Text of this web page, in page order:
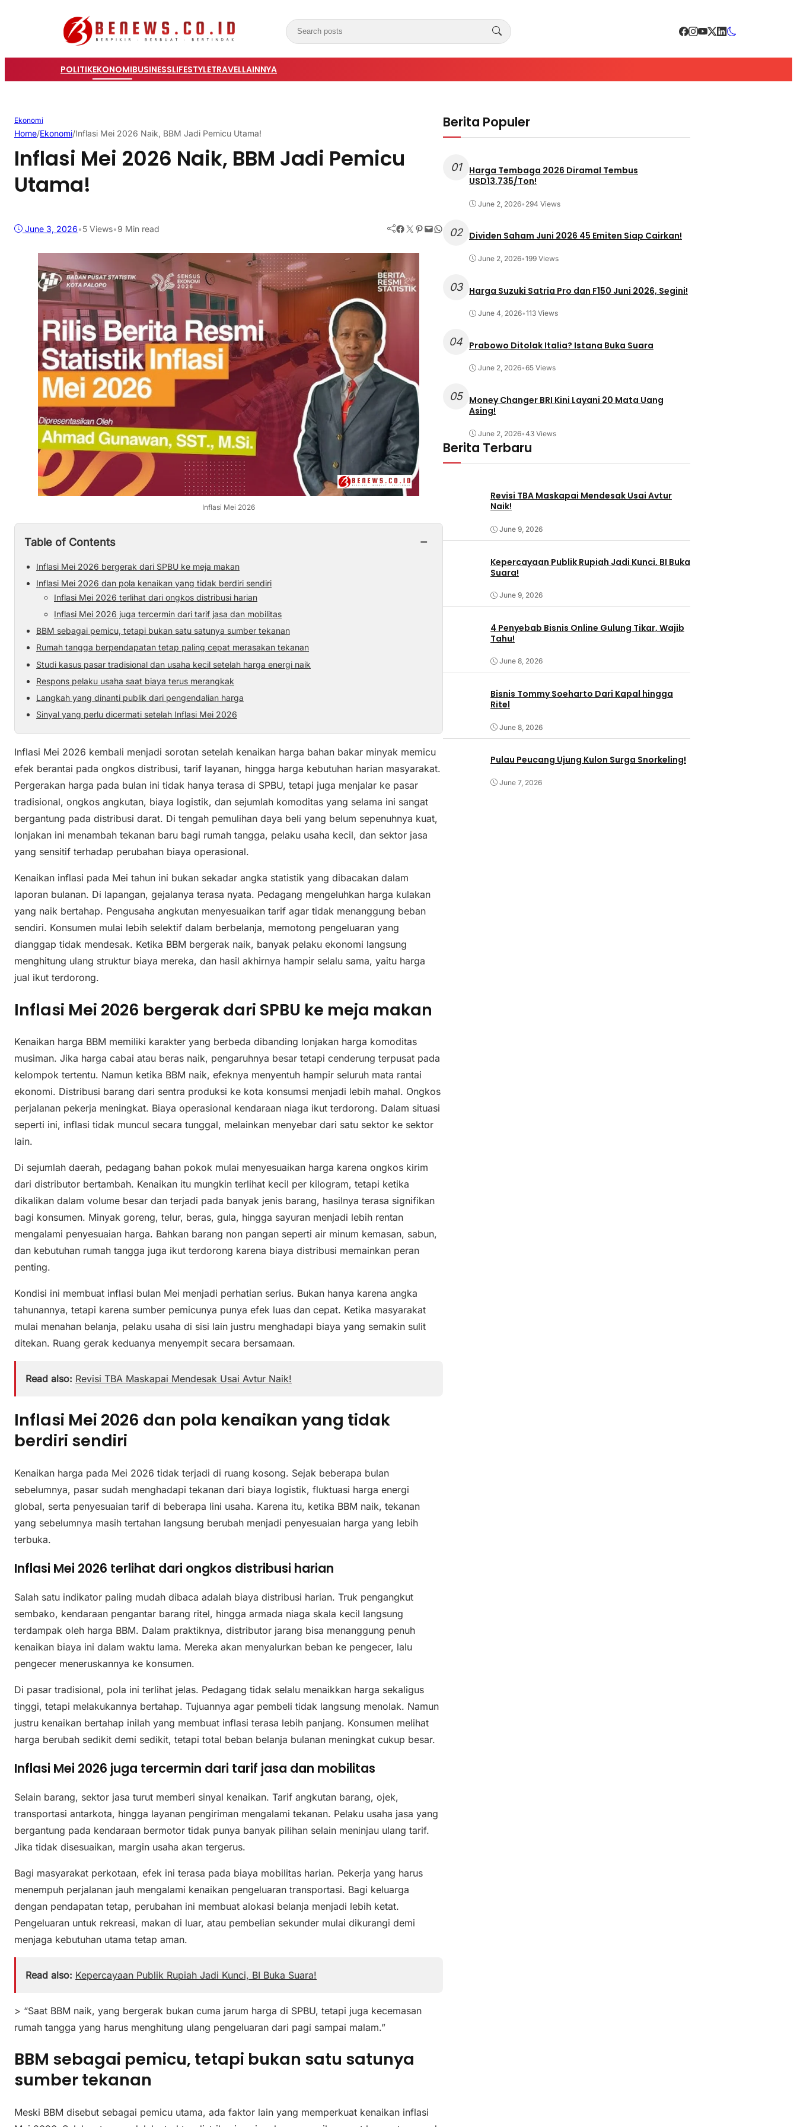
POLITIKEKONOMIBUSINESSLIFESTYLETRAVELLAINNYA
Ekonomi
Home/Ekonomi/Inflasi Mei 2026 Naik, BBM Jadi Pemicu Utama!
Inflasi Mei 2026 Naik, BBM Jadi Pemicu
Utama!
June 3, 2026•5 Views•9 Min read Facebook Twitter Pinterest Mail WhatsApp
Inflasi Mei 2026
Table of Contents −
Inflasi Mei 2026 bergerak dari SPBU ke meja makan
Inflasi Mei 2026 dan pola kenaikan yang tidak berdiri sendiri
Inflasi Mei 2026 terlihat dari ongkos distribusi harian
Inflasi Mei 2026 juga tercermin dari tarif jasa dan mobilitas
BBM sebagai pemicu, tetapi bukan satu satunya sumber tekanan
Rumah tangga berpendapatan tetap paling cepat merasakan tekanan
Studi kasus pasar tradisional dan usaha kecil setelah harga energi naik
Respons pelaku usaha saat biaya terus merangkak
Langkah yang dinanti publik dari pengendalian harga
Sinyal yang perlu dicermati setelah Inflasi Mei 2026
Inflasi Mei 2026 kembali menjadi sorotan setelah kenaikan harga bahan bakar minyak memicu
efek berantai pada ongkos distribusi, tarif layanan, hingga harga kebutuhan harian masyarakat.
Pergerakan harga pada bulan ini tidak hanya terasa di SPBU, tetapi juga menjalar ke pasar
tradisional, ongkos angkutan, biaya logistik, dan sejumlah komoditas yang selama ini sangat
bergantung pada distribusi darat. Di tengah pemulihan daya beli yang belum sepenuhnya kuat,
lonjakan ini menambah tekanan baru bagi rumah tangga, pelaku usaha kecil, dan sektor jasa
yang sensitif terhadap perubahan biaya operasional.
Kenaikan inflasi pada Mei tahun ini bukan sekadar angka statistik yang dibacakan dalam
laporan bulanan. Di lapangan, gejalanya terasa nyata. Pedagang mengeluhkan harga kulakan
yang naik bertahap. Pengusaha angkutan menyesuaikan tarif agar tidak menanggung beban
sendiri. Konsumen mulai lebih selektif dalam berbelanja, memotong pengeluaran yang
dianggap tidak mendesak. Ketika BBM bergerak naik, banyak pelaku ekonomi langsung
menghitung ulang struktur biaya mereka, dan hasil akhirnya hampir selalu sama, yaitu harga
jual ikut terdorong.
Inflasi Mei 2026 bergerak dari SPBU ke meja makan
Kenaikan harga BBM memiliki karakter yang berbeda dibanding lonjakan harga komoditas
musiman. Jika harga cabai atau beras naik, pengaruhnya besar tetapi cenderung terpusat pada
kelompok tertentu. Namun ketika BBM naik, efeknya menyentuh hampir seluruh mata rantai
ekonomi. Distribusi barang dari sentra produksi ke kota konsumsi menjadi lebih mahal. Ongkos
perjalanan pekerja meningkat. Biaya operasional kendaraan niaga ikut terdorong. Dalam situasi
seperti ini, inflasi tidak muncul secara tunggal, melainkan menyebar dari satu sektor ke sektor
lain.
Di sejumlah daerah, pedagang bahan pokok mulai menyesuaikan harga karena ongkos kirim
dari distributor bertambah. Kenaikan itu mungkin terlihat kecil per kilogram, tetapi ketika
dikalikan dalam volume besar dan terjadi pada banyak jenis barang, hasilnya terasa signifikan
bagi konsumen. Minyak goreng, telur, beras, gula, hingga sayuran menjadi lebih rentan
mengalami penyesuaian harga. Bahkan barang non pangan seperti air minum kemasan, sabun,
dan kebutuhan rumah tangga juga ikut terdorong karena biaya distribusi memainkan peran
penting.
Kondisi ini membuat inflasi bulan Mei menjadi perhatian serius. Bukan hanya karena angka
tahunannya, tetapi karena sumber pemicunya punya efek luas dan cepat. Ketika masyarakat
mulai menahan belanja, pelaku usaha di sisi lain justru menghadapi biaya yang semakin sulit
ditekan. Ruang gerak keduanya menyempit secara bersamaan.
Read also: Revisi TBA Maskapai Mendesak Usai Avtur Naik!
Inflasi Mei 2026 dan pola kenaikan yang tidak
berdiri sendiri
Kenaikan harga pada Mei 2026 tidak terjadi di ruang kosong. Sejak beberapa bulan
sebelumnya, pasar sudah menghadapi tekanan dari biaya logistik, fluktuasi harga energi
global, serta penyesuaian tarif di beberapa lini usaha. Karena itu, ketika BBM naik, tekanan
yang sebelumnya masih tertahan langsung berubah menjadi penyesuaian harga yang lebih
terbuka.
Inflasi Mei 2026 terlihat dari ongkos distribusi harian
Salah satu indikator paling mudah dibaca adalah biaya distribusi harian. Truk pengangkut
sembako, kendaraan pengantar barang ritel, hingga armada niaga skala kecil langsung
terdampak oleh harga BBM. Dalam praktiknya, distributor jarang bisa menanggung penuh
kenaikan biaya ini dalam waktu lama. Mereka akan menyalurkan beban ke pengecer, lalu
pengecer meneruskannya ke konsumen.
Di pasar tradisional, pola ini terlihat jelas. Pedagang tidak selalu menaikkan harga sekaligus
tinggi, tetapi melakukannya bertahap. Tujuannya agar pembeli tidak langsung menolak. Namun
justru kenaikan bertahap inilah yang membuat inflasi terasa lebih panjang. Konsumen melihat
harga berubah sedikit demi sedikit, tetapi total beban belanja bulanan meningkat cukup besar.
Inflasi Mei 2026 juga tercermin dari tarif jasa dan mobilitas
Selain barang, sektor jasa turut memberi sinyal kenaikan. Tarif angkutan barang, ojek,
transportasi antarkota, hingga layanan pengiriman mengalami tekanan. Pelaku usaha jasa yang
bergantung pada kendaraan bermotor tidak punya banyak pilihan selain meninjau ulang tarif.
Jika tidak disesuaikan, margin usaha akan tergerus.
Bagi masyarakat perkotaan, efek ini terasa pada biaya mobilitas harian. Pekerja yang harus
menempuh perjalanan jauh mengalami kenaikan pengeluaran transportasi. Bagi keluarga
dengan pendapatan tetap, perubahan ini membuat alokasi belanja menjadi lebih ketat.
Pengeluaran untuk rekreasi, makan di luar, atau pembelian sekunder mulai dikurangi demi
menjaga kebutuhan utama tetap aman.
Read also: Kepercayaan Publik Rupiah Jadi Kunci, BI Buka Suara!
> “Saat BBM naik, yang bergerak bukan cuma jarum harga di SPBU, tetapi juga kecemasan
rumah tangga yang harus menghitung ulang pengeluaran dari pagi sampai malam.”
BBM sebagai pemicu, tetapi bukan satu satunya
sumber tekanan
Meski BBM disebut sebagai pemicu utama, ada faktor lain yang memperkuat kenaikan inflasi
Berita Populer
01
Harga Tembaga 2026 Diramal Tembus
USD13.735/Ton!
June 2, 2026• 294 Views
02 Dividen Saham Juni 2026 45 Emiten Siap Cairkan!
June 2, 2026•199 Views
03 Harga Suzuki Satria Pro dan F150 Juni 2026, Segini!
June 4, 2026•113 Views
04 Prabowo Ditolak Italia? Istana Buka Suara
June 2, 2026•65 Views
05
Money Changer BRI Kini Layani 20 Mata Uang
Asing!
June 2, 2026•43 Views
Berita Terbaru
Revisi TBA Maskapai Mendesak Usai Avtur
Naik!
June 9, 2026
Kepercayaan Publik Rupiah Jadi Kunci, BI Buka
Suara!
June 9, 2026
4 Penyebab Bisnis Online Gulung Tikar, Wajib
Tahu!
June 8, 2026
Bisnis Tommy Soeharto Dari Kapal hingga
Ritel
June 8, 2026
Pulau Peucang Ujung Kulon Surga Snorkeling!
June 7, 2026